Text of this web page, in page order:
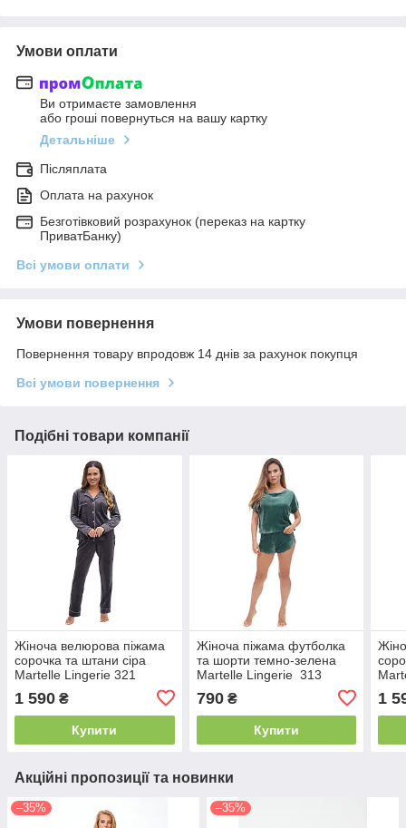
Умови оплати
Ви отримаєте замовлення
або гроші повернуться на вашу картку
Детальніше
Післяплата
Оплата на рахунок
Безготівковий розрахунок (переказ на картку
ПриватБанку)
Всі умови оплати
Умови повернення
Повернення товару впродовж 14 днів за рахунок покупця
Всі умови повернення
Подібні товари компанії
Жіноча велюрова піжама
сорочка та штани сіра
Martelle Lingerie 321
1 590 ₴
Купити
Жіноча піжама футболка
та шорти темно-зелена
Martelle Lingerie 313
790₴
Купити
1
Акційні пропозиції та новинки
–35% –35%